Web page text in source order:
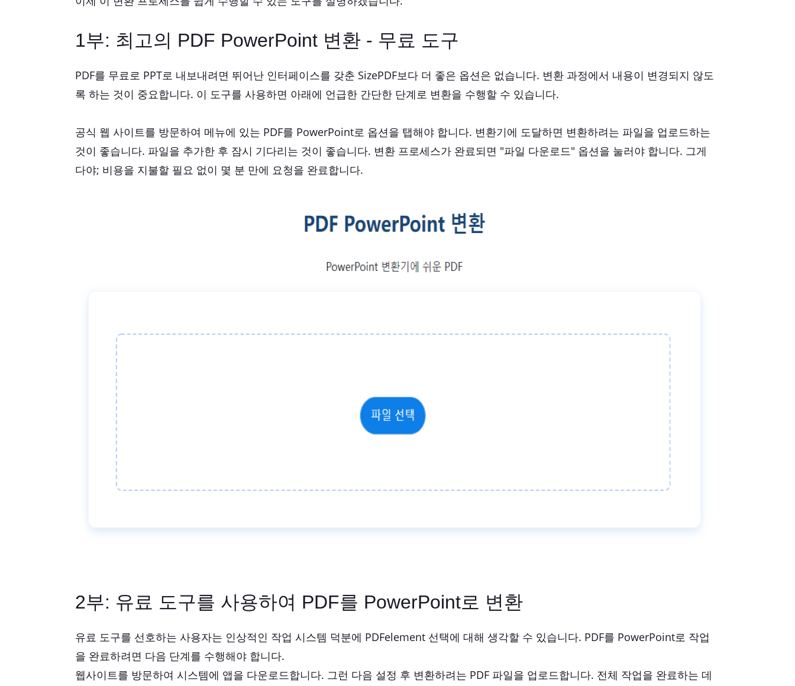
1부: 최고의 PDF PowerPoint 변환 - 무료 도구
PDF를 무료로 PPT로 내보내려면 뛰어난 인터페이스를 갖춘 SizePDF보다 더 좋은 옵션은 없습니다. 변환 과정에서 내용이 변경되지 않도
록 하는 것이 중요합니다. 이 도구를 사용하면 아래에 언급한 간단한 단계로 변환을 수행할 수 있습니다.
공식 웹 사이트를 방문하여 메뉴에 있는 PDF를 PowerPoint로 옵션을 탭해야 합니다. 변환기에 도달하면 변환하려는 파일을 업로드하는
것이 좋습니다. 파일을 추가한 후 잠시 기다리는 것이 좋습니다. 변환 프로세스가 완료되면 "파일 다운로드" 옵션을 눌러야 합니다. 그게
다야; 비용을 지불할 필요 없이 몇 분 만에 요청을 완료합니다.
2부: 유료 도구를 사용하여 PDF를 PowerPoint로 변환
유료 도구를 선호하는 사용자는 인상적인 작업 시스템 덕분에 PDFelement 선택에 대해 생각할 수 있습니다. PDF를 PowerPoint로 작업
을 완료하려면 다음 단계를 수행해야 합니다.
웹사이트를 방문하여 시스템에 앱을 다운로드합니다. 그런 다음 설정 후 변환하려는 PDF 파일을 업로드합니다. 전체 작업을 완료하는 데